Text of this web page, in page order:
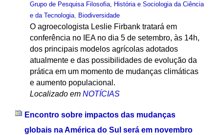
Grupo de Pesquisa Filosofia, História e Sociologia da Ciência
e da Tecnologia, Biodiversidade
O agroecologista Leslie Firbank tratará em
conferência no IEA no dia 5 de setembro, às 14h,
dos principais modelos agrícolas adotados
atualmente e das possibilidades de evolução da
prática em um momento de mudanças climáticas
e aumento populacional.
Localizado em NOTÍCIAS
Encontro sobre impactos das mudanças
globais na América do Sul será em novembro